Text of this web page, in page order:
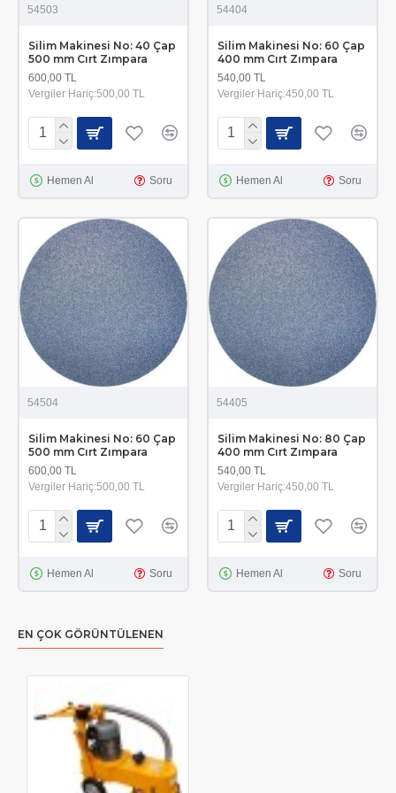
54503
Silim Makinesi No: 40 Çap
500 mm Cırt Zımpara
600,00 TL
Vergiler Hariç:500,00 TL
Hemen Al Soru
54404
Silim Makinesi No: 60 Çap
400 mm Cırt Zımpara
540,00 TL
Vergiler Hariç:450,00 TL
Hemen Al Soru
54504
Silim Makinesi No: 60 Çap
500 mm Cırt Zımpara
600,00 TL
Vergiler Hariç:500,00 TL
Hemen Al Soru
54405
Silim Makinesi No: 80 Çap
400 mm Cırt Zımpara
540,00 TL
Vergiler Hariç:450,00 TL
Hemen Al Soru
EN ÇOK GÖRÜNTÜLENEN